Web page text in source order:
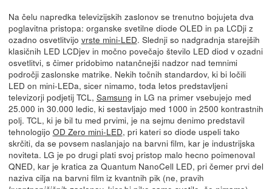
Na čelu napredka televizijskih zaslonov se trenutno bojujeta dva
poglavitna pristopa: organske svetilne diode OLED in pa LCDji z
ozadno osvetlitvijo vrste mini-LED. Slednji so nadgradnja starejših
klasičnih LED LCDjev in močno povečajo število LED diod v ozadni
osvetlitvi, s čimer pridobimo natančnejši nadzor nad temnimi
področji zaslonske matrike. Nekih točnih standardov, ki bi ločili
LED on mini-LEDa, sicer nimamo, toda letos predstavljeni
televizorji podjetij TCL, Samsung in LG na primer vsebujejo med
25.000 in 30.000 ledic, ki sestavljajo med 1000 in 2500 kontrastnih
polj. TCL, ki je bil tu med prvimi, je na sejmu denimo predstavil
tehnologijo OD Zero mini-LED, pri kateri so diode uspeli tako
skrčiti, da se povsem naslanjajo na barvni film, kar je industrijska
noviteta. LG je po drugi plati svoj pristop malo hecno poimenoval
QNED, kar je kratica za Quantum NanoCell LED, pri čemer prvi del
naziva cilja na barvni film iz kvantnih pik (ne, pravih